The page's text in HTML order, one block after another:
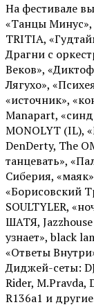
На фестивале
«Танцы Минус»,
TRITIA,
Драгни с
Веков»,
Лягухо»,
«источник»,
Manapart,
MONOLYT (IL),
DenDerty, The
танцевать»,
Сиберия,
«Борисовский
SOULTYLER,
ШАТЯ,
узнает», black
«Ответы
Диджей-сеты:
Rider, М.Pravda,
R136a1 и